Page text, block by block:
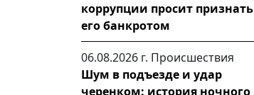
коррупции просит признать
его банкротом
06.08.2026 г. Происшествия
Шум в подъезде и удар
черенком: история ночного